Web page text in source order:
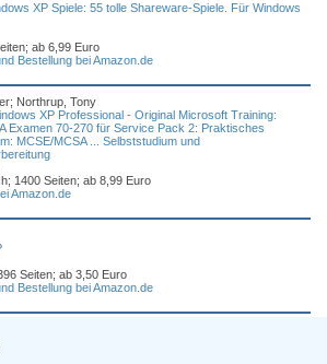
XP Spiele: 55 tolle Shareware-Spiele. Für Windows
ab 6,99 Euro
Bestellung bei Amazon.de
Northrup, Tony
XP Professional - Original Microsoft Training:
Examen 70-270 für Service Pack 2: Praktisches
MCSE/MCSA ... Selbststudium und
1400 Seiten; ab 8,99 Euro
Amazon.de
Seiten; ab 3,50 Euro
Bestellung bei Amazon.de